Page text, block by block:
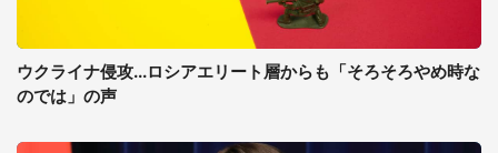
ウクライナ侵攻...ロシアエリート層からも「そろそろやめ時な
のでは」の声